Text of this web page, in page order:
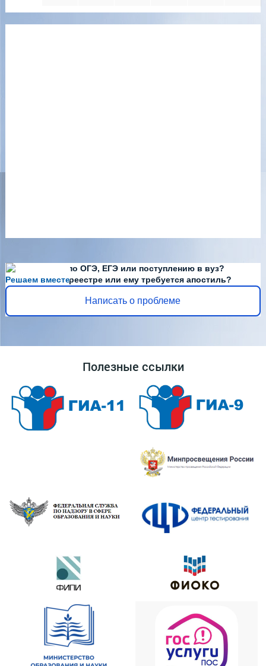
Решаем вместе
Есть вопросы по ОГЭ, ЕГЭ или поступлению в вуз?
Диплома нет в реестре или ему требуется апостиль?
Написать о проблеме
Полезные ссылки